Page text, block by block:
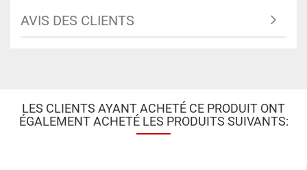
AVIS DES CLIENTS
LES CLIENTS AYANT ACHETÉ CE PRODUIT ONT
ÉGALEMENT ACHETÉ LES PRODUITS SUIVANTS: